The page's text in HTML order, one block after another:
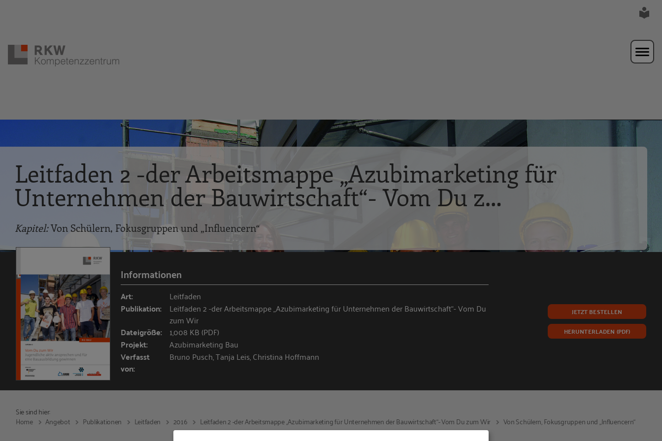
Leitfaden 2 -der Arbeitsmappe „Azubimarketing für
Unternehmen der Bauwirtschaft“- Vom Du z…
Kapitel:Von Schülern, Fokusgruppen und „Influencern“
Informationen
Art: Leitfaden
Publikation:
Leitfaden 2 -der Arbeitsmappe „Azubimarketing für Unternehmen der Bauwirtschaft“- Vom Du
zum Wir
Dateigröße: 1,008 KB (PDF)
Projekt: Azubimarketing Bau
Verfasst
von:
Bruno Pusch, Tanja Leis, Christina Hoffmann
JETZT BESTELLEN
HERUNTERLADEN (PDF)
Sie sind hier:
Home
Angebot Publikationen Leitfaden 2016 Leitfaden 2 -der Arbeitsmappe „Azubimarketing für Unternehmen der Bauwirtschaft“- Vom Du zum Wir Von Schülern, Fokusgruppen und „Influencern“